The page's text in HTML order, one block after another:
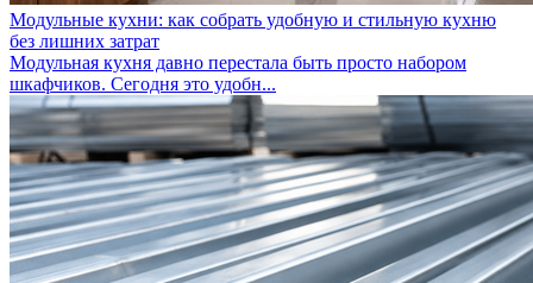
Модульные кухни: как собрать удобную и стильную кухню
без лишних затрат
Модульная кухня давно перестала быть просто набором
шкафчиков. Сегодня это удобн...